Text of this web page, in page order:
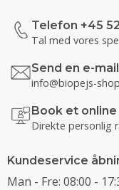
Telefon +45
Tal med vores
Send en e-mail
info@biopejs-
Book et
Direkte personlig
Kundeservice
Man - Fre: 08:00 -